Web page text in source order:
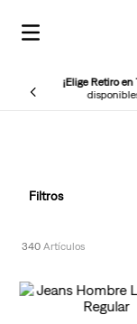
¡Elige Retiro
Filtros
340